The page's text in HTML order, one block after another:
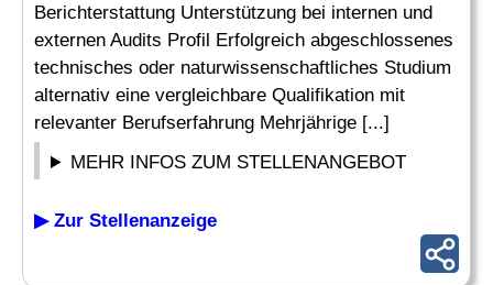
Berichterstattung Unterstützung bei internen und
externen Audits Profil Erfolgreich abgeschlossenes
technisches oder naturwissenschaftliches Studium
alternativ eine vergleichbare Qualifikation mit
relevanter Berufserfahrung Mehrjährige [...]
MEHR INFOS ZUM STELLENANGEBOT
▶ Zur Stellenanzeige